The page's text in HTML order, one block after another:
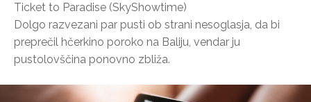
Ticket to Paradise (SkyShowtime)
Dolgo razvezani par pusti ob strani nesoglasja, da bi
preprečil hčerkino poroko na Baliju, vendar ju
pustolovščina ponovno zbliža.